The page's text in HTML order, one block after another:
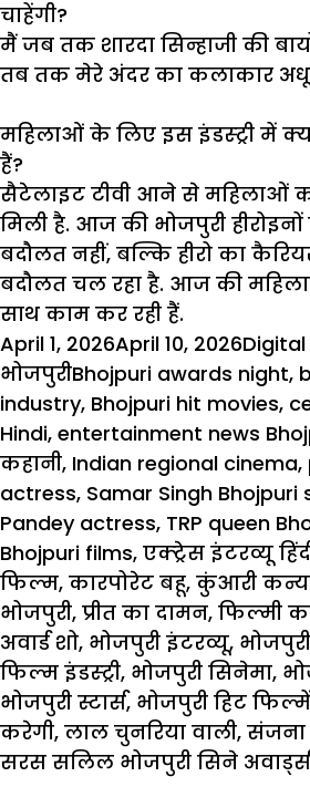
चाहेंगी?
मैं जब तक शारदा सिन्हाजी की
तब तक मेरे अंदर का कलाकार
महिलाओं के लिए इस इंडस्ट्री में
हैं?
सैटेलाइट टीवी आने से महिलाओं
मिली है. आज की भोजपुरी हीरोइनों
बदौलत नहीं, बल्कि हीरो का
बदौलत चल रहा है. आज की
साथ काम कर रही हैं
Posted
on
April 1, 2026April 10, 2026Author
भोजपुरीTags
Bhojpuri awards night,
industry, Bhojpuri hit movies,
Hindi, entertainment news
कहानी, Indian regional cinema,
actress, Samar Singh Bhojpuri
Pandey actress, TRP queen
Bhojpuri films, एक्ट्रेस इंटरव्यू
फिल्म, कारपोरेट बहू, कुंआरी
भोजपुरी, प्रीत का दामन, फिल्मी
अवार्ड शो, भोजपुरी इंटरव्यू,
फिल्म इंडस्ट्री, भोजपुरी सिनेमा,
भोजपुरी स्टार्स, भोजपुरी हिट फिल्में
करेगी, लाल चुनरिया वाली, संजना
सरस सलिल भोजपुरी सिने अवार्ड्स